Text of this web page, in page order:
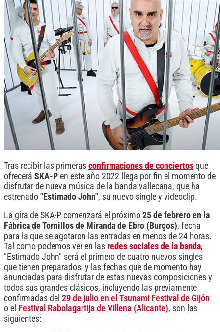
Tras recibir las primeras confirmaciones de conciertos que
ofrecerá SKA-P en este año 2022 llega por fin el momento de
disfrutar de nueva música de la banda vallecana, que ha
estrenado "Estimado John", su nuevo single y videoclip.
La gira de SKA-P comenzará el próximo 25 de febrero en la
Fábrica de Tornillos de Miranda de Ebro (Burgos), fecha
para la que se agotaron las entradas en menos de 24 horas.
Tal como podemos ver en las redes sociales de la banda,
"Estimado John" será el primero de cuatro nuevos singles
que tienen preparados, y las fechas que de momento hay
anunciadas para disfrutar de estas nuevas composiciones y
todos sus grandes clásicos, incluyendo las previamente
confirmadas del 29 de julio en el Tsunami Festival de Gijón
o el Festival Rabolagartija de Villena (Alicante), son las
siguientes: